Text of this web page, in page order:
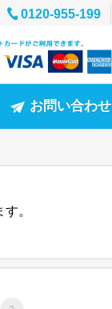
0120-955-199
お問い合わせ
。